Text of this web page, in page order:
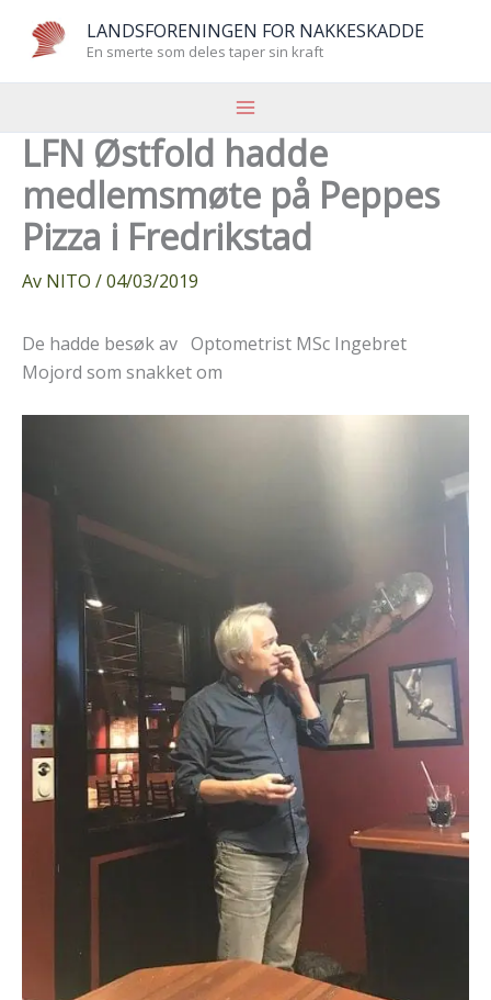
LANDSFORENINGEN FOR NAKKESKADDE
En smerte som deles taper sin kraft
LFN Østfold hadde
medlemsmøte på Peppes
Pizza i Fredrikstad
Av NITO /04/03/2019
De hadde besøk av Optometrist MSc Ingebret
Mojord som snakket om